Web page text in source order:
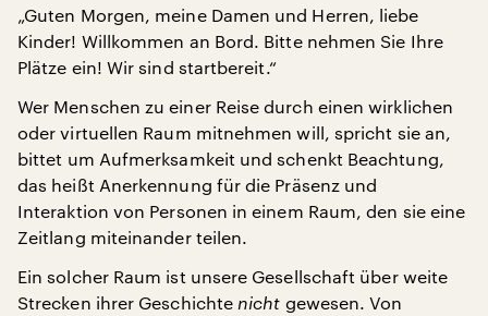
„Guten Morgen, meine Damen und Herren, liebe
Kinder! Willkommen an Bord. Bitte nehmen Sie Ihre
Plätze ein! Wir sind startbereit.“
Wer Menschen zu einer Reise durch einen wirklichen
oder virtuellen Raum mitnehmen will, spricht sie an,
bittet um Aufmerksamkeit und schenkt Beachtung,
das heißt Anerkennung für die Präsenz und
Interaktion von Personen in einem Raum, den sie eine
Zeitlang miteinander teilen.
Ein solcher Raum ist unsere Gesellschaft über weite
Strecken ihrer Geschichte nicht gewesen. Von